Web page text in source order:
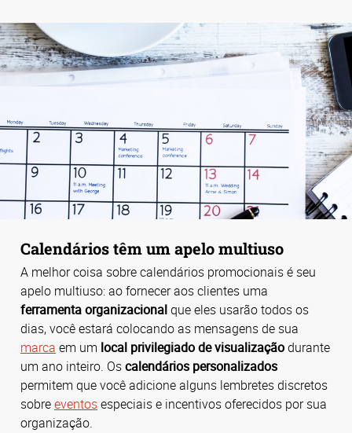
Calendários têm um apelo multiuso
A melhor coisa sobre calendários promocionais é seu
apelo multiuso: ao fornecer aos clientes uma
ferramenta organizacionalque eles usarão todos os
dias, você estará colocando as mensagens de sua
marca em um local privilegiado de visualizaçãodurante
um ano inteiro. Oscalendários personalizados
permitem que você adicione alguns lembretes discretos
sobreeventosespeciais e incentivos oferecidos por sua
organização.